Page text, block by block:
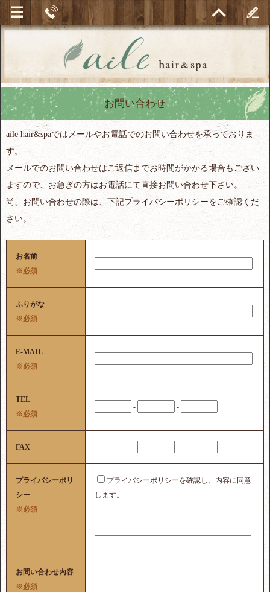
お問い合わせ
aile hair&spaではメールやお電話でのお問い合わせを承っておりま
す。
メールでのお問い合わせはご返信までお時間がかかる場合もござい
ますので、お急ぎの方はお電話にて直接お問い合わせ下さい。
尚、お問い合わせの際は、下記プライバシーポリシーをご確認くだ
さい。
お名前
※必須
ふりがな
※必須
E-MAIL
※必須
TEL
※必須
- -
FAX - -
プライバシーポリ
シー
※必須
プライバシーポリシーを確認し、内容に同意
します。
お問い合わせ内容
※必須